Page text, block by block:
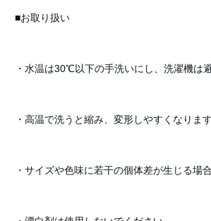
■お取り扱い
・水温は30℃以下の手洗いにし、洗濯機は
・高温で洗うと縮み、変形しやすくなります
・サイズや色味に若干の個体差が生じる場